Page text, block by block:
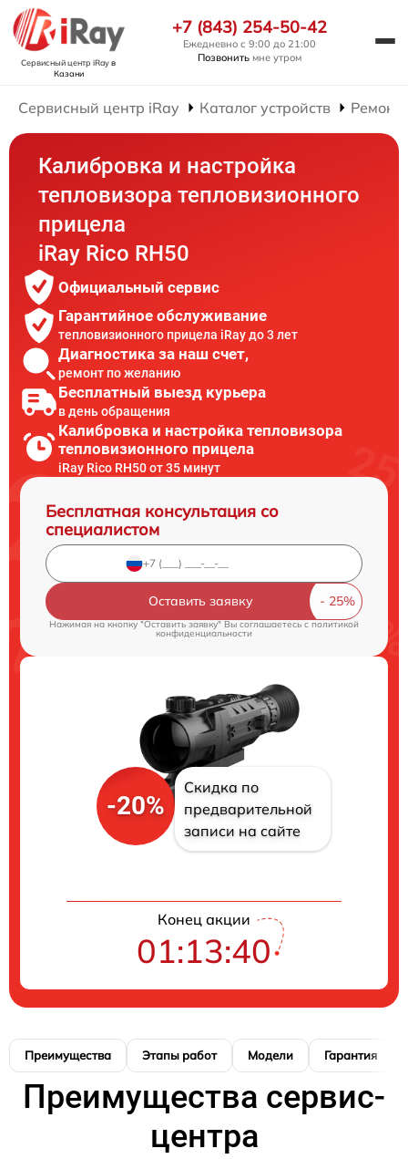
Сервисный центр iRayв
Казани
+7 (843) 254-50-42
Ежедневно с 9:00 до 21:00
Позвонить мне утром
Сервисный центр iRay Каталог устройств Ремонт
Калибровка и настройка
тепловизора тепловизионного
прицела
iRay Rico RH50
Официальный сервис
Гарантийное обслуживание
тепловизионного прицела iRay до 3 лет
Диагностика за наш счет,
ремонт по желанию
Бесплатный выезд курьера
в день обращения
Калибровка и настройка тепловизора
тепловизионного прицела
iRay Rico RH50 от 35 минут
Бесплатная консультация со
специалистом
Оставить заявку
Нажимая на кнопку "Оставить заявку" Вы соглашаетесь cполитикой
конфиденциальности
-20%
Скидка по
предварительной
записи на сайте
Конец акции
01:13:40
Преимущества Этапы работ Модели Гарантия
Преимущества сервис-
центра